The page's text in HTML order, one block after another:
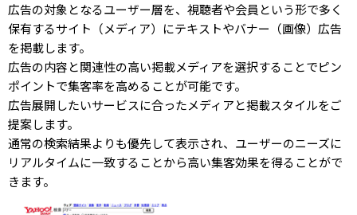
広告の対象となるユーザー層を、視聴者や会員という形で多く
保有するサイト（メディア）にテキストやバナー（画像）広告
を掲載します。
広告の内容と関連性の高い掲載メディアを選択することでピン
ポイントで集客率を高めることが可能です。
広告展開したいサービスに合ったメディアと掲載スタイルをご
提案します。
通常の検索結果よりも優先して表示され、ユーザーのニーズに
リアルタイムに一致することから高い集客効果を得ることがで
きます。